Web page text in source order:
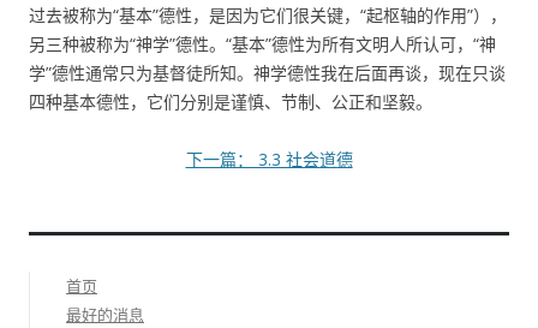
过去被称为“基本”德性，是因为它们很关键，“起枢轴的作用”），
另三种被称为“神学”德性。“基本”德性为所有文明人所认可，“神
学”德性通常只为基督徒所知。神学德性我在后面再谈，现在只谈
四种基本德性，它们分别是谨慎、节制、公正和坚毅。
下一篇： 3.3 社会道德
首页
最好的消息